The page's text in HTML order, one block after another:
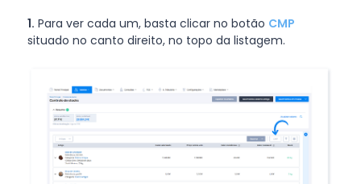
1. Para ver cada um, basta clicar no botão CMP
situado no canto direito, no topo da listagem.